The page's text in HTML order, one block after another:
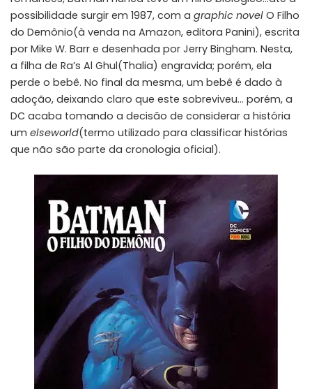
possibilidade surgir em 1987, com a graphic novel O Filho
do Demônio(à venda na Amazon, editora Panini), escrita
por Mike W. Barr e desenhada por Jerry Bingham. Nesta,
a filha de Ra’s Al Ghul(Thalia) engravida; porém, ela
perde o bebê. No final da mesma, um bebê é dado à
adoção, deixando claro que este sobreviveu… porém, a
DC acaba tomando a decisão de considerar a história
um elseworld(termo utilizado para classificar histórias
que não são parte da cronologia oficial).